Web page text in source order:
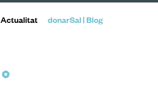
Actualitat donarSal | Blog